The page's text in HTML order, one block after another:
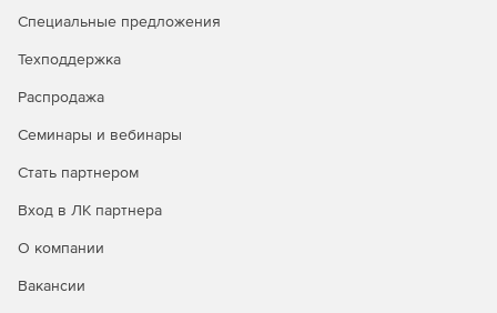
Специальные предложения
Техподдержка
Распродажа
Семинары и вебинары
Стать партнером
Вход в ЛК партнера
О компании
Вакансии